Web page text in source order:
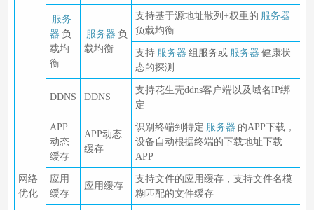
服务
器 负
载均
衡
服务器 负
载均衡
支持基于源地址散列+权重的 服务器
负载均衡
支持 服务器 组服务或 服务器 健康状
态的探测
DDNS DDNS
支持花生壳ddns客户端以及域名IP绑
定
网络
优化
APP
动态
缓存
APP动态
缓存
识别终端到特定 服务器 的APP下载，
设备自动根据终端的下载地址下载
APP
应用
缓存
应用缓存
支持文件的应用缓存，支持文件名模
糊匹配的文件缓存